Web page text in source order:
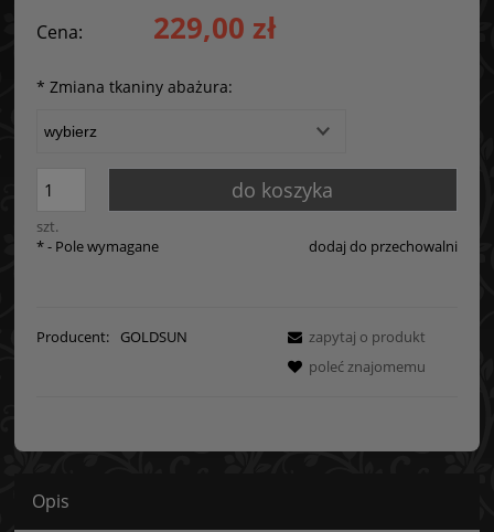
Cena:
229,00 zł
* Zmiana tkaniny abażura:
szt.
do koszyka
dodaj do przechowalni
*- Pole wymagane
Producent: GOLDSUN
zapytaj o produkt
poleć znajomemu
Opis